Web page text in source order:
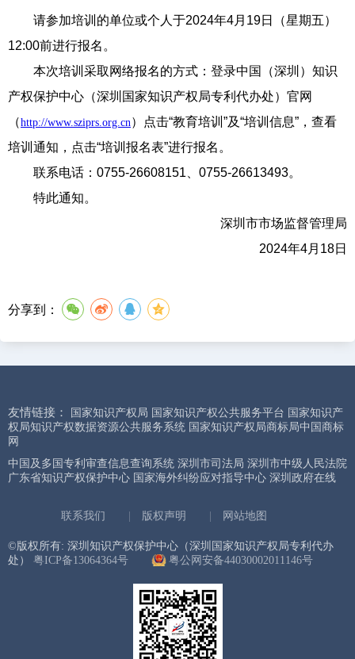
请参加培训的单位或个人于2024年4月19日（星期五）
12:00前进行报名。
本次培训采取网络报名的方式：登录中国（深圳）知识
产权保护中心（深圳国家知识产权局专利代办处）官网
（http://www.sziprs.org.cn）点击“教育培训”及“培训信息”，查看
培训通知，点击“培训报名表”进行报名。
联系电话：0755-26608151、0755-26613493。
特此通知。
深圳市市场监督管理局
2024年4月18日
分享到：
友情链接： 国家知识产权局 国家知识产权公共服务平台 国家知识产
权局知识产权数据资源公共服务系统 国家知识产权局商标局中国商标
网
中国及多国专利审查信息查询系统 深圳市司法局 深圳市中级人民法院
广东省知识产权保护中心 国家海外纠纷应对指导中心 深圳政府在线
联系我们 版权声明 网站地图
©版权所有: 深圳知识产权保护中心（深圳国家知识产权局专利代办
处） 粤ICP备13064364号 粤公网安备44030002011146号